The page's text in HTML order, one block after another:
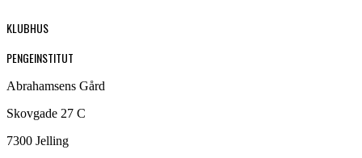
KLUBHUS
PENGEINSTITUT
Abrahamsens Gård
Skovgade 27 C
7300 Jelling